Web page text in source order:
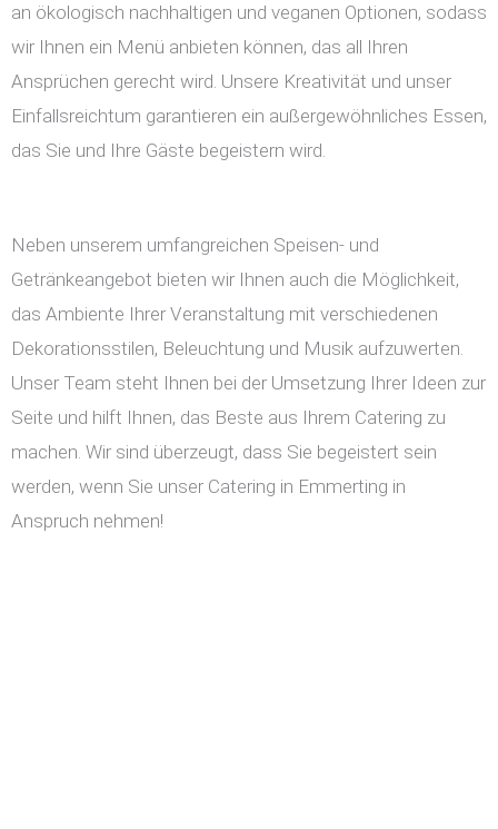
an ökologisch nachhaltigen und veganen Optionen, sodass
wir Ihnen ein Menü anbieten können, das all Ihren
Ansprüchen gerecht wird. Unsere Kreativität und unser
Einfallsreichtum garantieren ein außergewöhnliches Essen,
das Sie und Ihre Gäste begeistern wird.
Neben unserem umfangreichen Speisen- und
Getränkeangebot bieten wir Ihnen auch die Möglichkeit,
das Ambiente Ihrer Veranstaltung mit verschiedenen
Dekorationsstilen, Beleuchtung und Musik aufzuwerten.
Unser Team steht Ihnen bei der Umsetzung Ihrer Ideen zur
Seite und hilft Ihnen, das Beste aus Ihrem Catering zu
machen. Wir sind überzeugt, dass Sie begeistert sein
werden, wenn Sie unser Catering in Emmerting in
Anspruch nehmen!